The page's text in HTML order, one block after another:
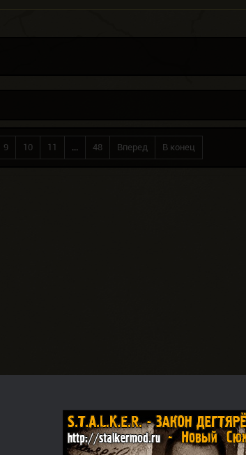
9 10 11 ... 48 Вперед В конец